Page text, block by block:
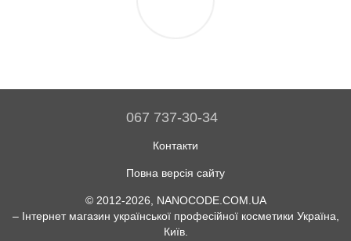
067 737-30-34
Контакти
Повна версія сайту
© 2012-2026, NANOCODE.COM.UA
– Інтернет магазин української професійної косметики Україна,
Київ.